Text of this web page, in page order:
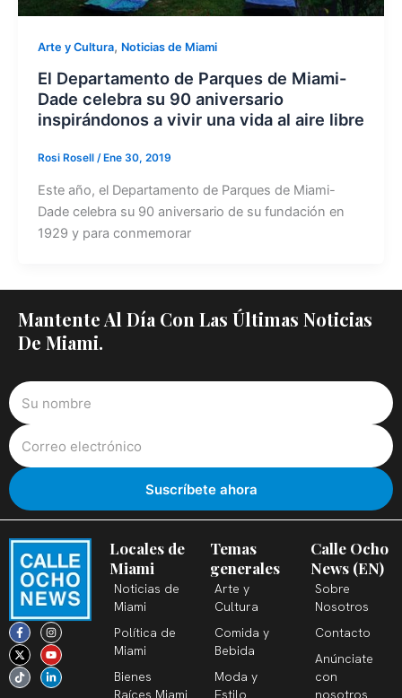
Arte y Cultura, Noticias de Miami
El Departamento de Parques de Miami-
Dade celebra su 90 aniversario
inspirándonos a vivir una vida al aire libre
Rosi Rosell / Ene 30, 2019
Este año, el Departamento de Parques de Miami-
Dade celebra su 90 aniversario de su fundación en
1929 y para conmemorar
Mantente Al Día Con Las Últimas Noticias
De Miami.
F
a
c
e
b
o
o
I
n
s
t
a
g
r
X
-
t
w
i
t
t
Y
o
u
t
u
b
e
T
i
k
t
o
k
L
i
n
k
e
d
i
Locales de
Miami
Noticias de
Miami
Política de
Miami
Bienes
Raíces Miami
Temas
generales
Arte y
Cultura
Comida y
Bebida
Moda y
Estilo
Calle Ocho
News (EN)
Sobre
Nosotros
Contacto
Anúnciate
con
nosotros